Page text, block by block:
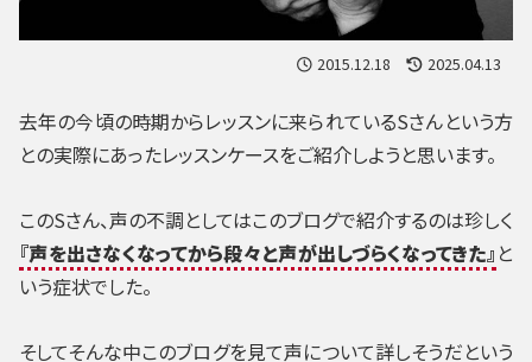
2015.12.18 2025.04.13
去年の今頃の時期からレッスンに来られているSさんという方
との実際にあったレッスンケースをご紹介しようと思います。
このSさん、声の不調としてはこのブログで紹介するのは珍しく
『声を出さなくなってから段々と声が出しづらくなってきた』 と
いう症状でした。
そしてそんな中このブログを見て声について詳しそうだという